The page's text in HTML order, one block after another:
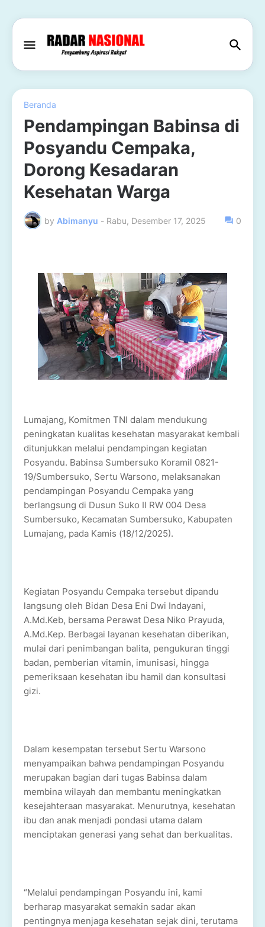
Beranda
Pendampingan Babinsa di
Posyandu Cempaka,
Dorong Kesadaran
Kesehatan Warga
by Abimanyu - Rabu, Desember 17, 2025 0
Lumajang, Komitmen TNI dalam mendukung
peningkatan kualitas kesehatan masyarakat kembali
ditunjukkan melalui pendampingan kegiatan
Posyandu. Babinsa Sumbersuko Koramil 0821-
19/Sumbersuko, Sertu Warsono, melaksanakan
pendampingan Posyandu Cempaka yang
berlangsung di Dusun Suko II RW 004 Desa
Sumbersuko, Kecamatan Sumbersuko, Kabupaten
Lumajang, pada Kamis (18/12/2025).
Kegiatan Posyandu Cempaka tersebut dipandu
langsung oleh Bidan Desa Eni Dwi Indayani,
A.Md.Keb, bersama Perawat Desa Niko Prayuda,
A.Md.Kep. Berbagai layanan kesehatan diberikan,
mulai dari penimbangan balita, pengukuran tinggi
badan, pemberian vitamin, imunisasi, hingga
pemeriksaan kesehatan ibu hamil dan konsultasi
gizi.
Dalam kesempatan tersebut Sertu Warsono
menyampaikan bahwa pendampingan Posyandu
merupakan bagian dari tugas Babinsa dalam
membina wilayah dan membantu meningkatkan
kesejahteraan masyarakat. Menurutnya, kesehatan
ibu dan anak menjadi pondasi utama dalam
menciptakan generasi yang sehat dan berkualitas.
“Melalui pendampingan Posyandu ini, kami
berharap masyarakat semakin sadar akan
pentingnya menjaga kesehatan sejak dini, terutama